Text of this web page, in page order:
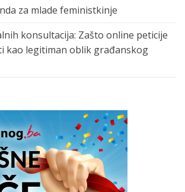
za mlade feministkinje
konsultacija: Zašto online peticije
kao legitiman oblik građanskog